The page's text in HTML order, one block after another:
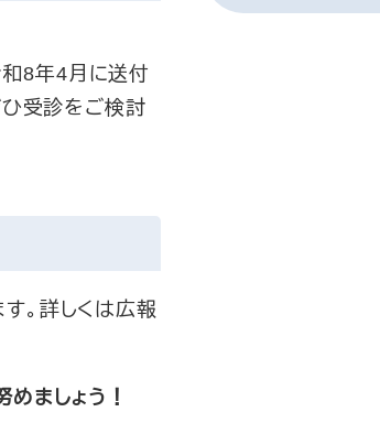
和8年4月に送付
受診をご検討
。詳しくは広報
ましょう！